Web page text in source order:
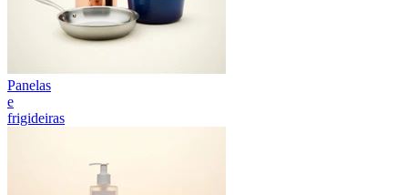
Panelas
e
frigideiras